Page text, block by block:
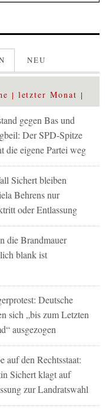
NEU
letzter Monat
gegen Bas und
Der SPD-Spitze
die eigene Partei weg
Sichert bleiben
Behrens nur
oder Entlassung
die Brandmauer
blank ist
Deutsche
sich „bis zum Letzten
ausgezogen
auf den Rechtsstaat:
Sichert klagt auf
zur Landratswahl